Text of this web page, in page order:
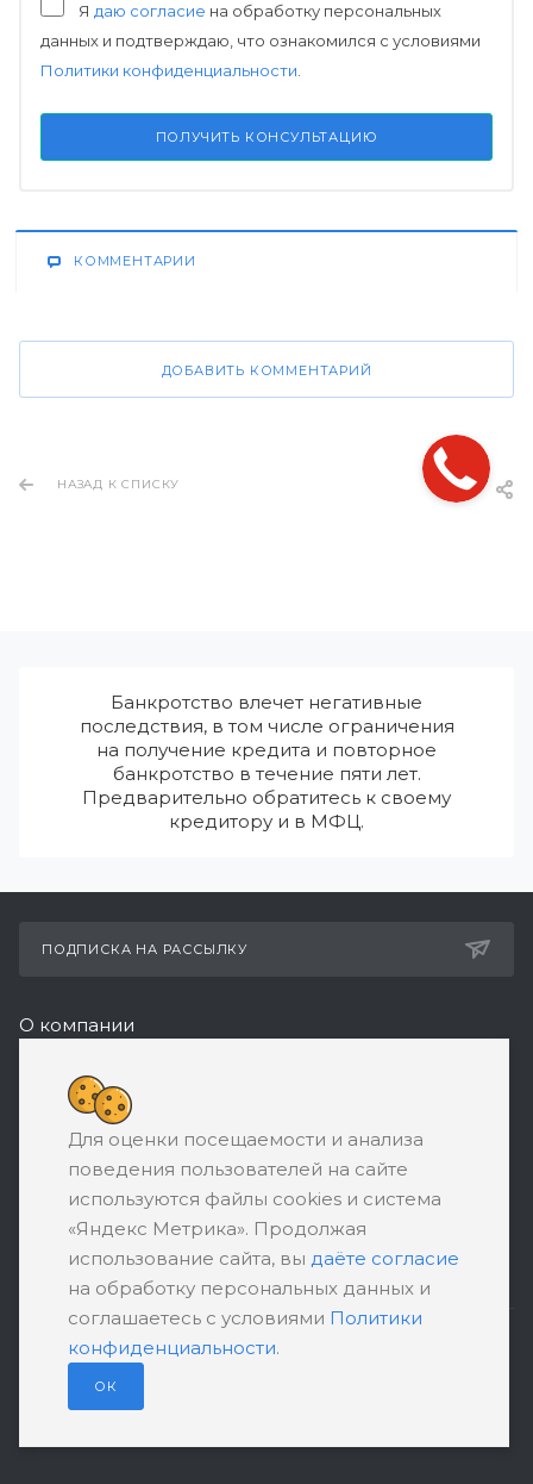
Я даю согласие на обработку персональных
данных и подтверждаю, что ознакомился с условиями
Политики конфиденциальности
ПОЛУЧИТЬ КОНСУЛЬТАЦИЮ
КОММЕНТАРИИ
ДОБАВИТЬ КОММЕНТАРИЙ
НАЗАД К СПИСКУ
Банкротство влечет негативные
последствия, в том числе ограничения
на получение кредита и повторное
банкротство в течение пяти лет.
Предварительно обратитесь к своему
кредитору и в МФЦ.
ПОДПИСКА НА РАССЫЛКУ
О компании
Реквизиты
+7 (495) 532-05-11
ЗАКАЗАТЬ ЗВОНОК
support@ratingbankrotstva.ru
111398, Москва, ул. Плеханова, д. 30,
абонентский ящик №5
ПОЛИТИКА КОНФИДЕНЦИАЛЬНОСТИ
ПОЛЬЗОВАТЕЛЬСКОЕ СОГЛАШЕНИЕ
Для оценки посещаемости и анализа
поведения пользователей на сайте
используются файлы cookies и система
«Яндекс Метрика». Продолжая
использование сайта, вы даёте согласие
на обработку персональных данных и
соглашаетесь с условиями Политики
конфиденциальности.
ОК